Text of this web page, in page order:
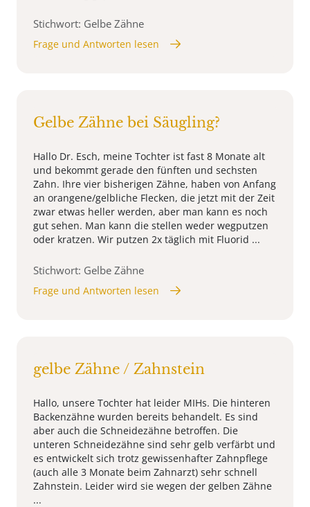
Stichwort: Gelbe Zähne
Frage und Antworten lesen
Gelbe Zähne bei Säugling?
Hallo Dr. Esch, meine Tochter ist fast 8 Monate alt
und bekommt gerade den fünften und sechsten
Zahn. Ihre vier bisherigen Zähne, haben von Anfang
an orangene/gelbliche Flecken, die jetzt mit der Zeit
zwar etwas heller werden, aber man kann es noch
gut sehen. Man kann die stellen weder wegputzen
oder kratzen. Wir putzen 2x täglich mit Fluorid ...
Stichwort: Gelbe Zähne
Frage und Antworten lesen
gelbe Zähne / Zahnstein
Hallo, unsere Tochter hat leider MIHs. Die hinteren
Backenzähne wurden bereits behandelt. Es sind
aber auch die Schneidezähne betroffen. Die
unteren Schneidezähne sind sehr gelb verfärbt und
es entwickelt sich trotz gewissenhafter Zahnpflege
(auch alle 3 Monate beim Zahnarzt) sehr schnell
Zahnstein. Leider wird sie wegen der gelben Zähne
...